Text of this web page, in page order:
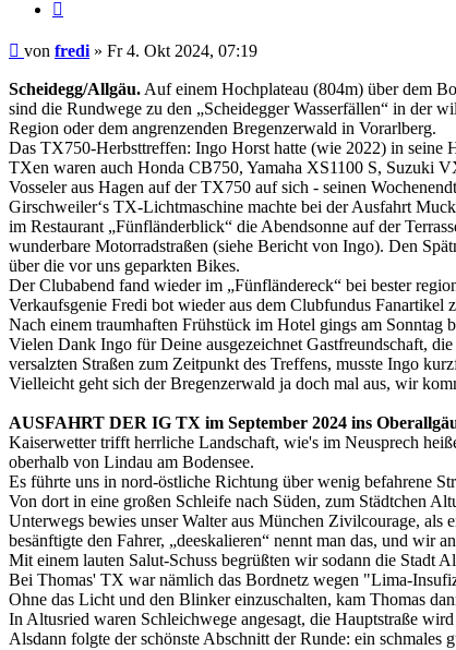
Beitrag
von fredi » Fr 4. Okt 2024, 07:19
Scheidegg/Allgäu. Auf einem Hochplateau (804m) über dem
sind die Rundwege zu den „Scheidegger Wasserfällen“ in der
Region oder dem angrenzenden Bregenzerwald in Vorarlberg.
Das TX750-Herbsttreffen: Ingo Horst hatte (wie 2022) in seine
TXen waren auch Honda CB750, Yamaha XS1100 S, Suzuki
Vosseler aus Hagen auf der TX750 auf sich - seinen
Girschweiler‘s TX-Lichtmaschine machte bei der Ausfahrt
im Restaurant „Fünfländerblick“ die Abendsonne auf der
wunderbare Motorradstraßen (siehe Bericht von Ingo). Den
über die vor uns geparkten Bikes.
Der Clubabend fand wieder im „Fünfländereck“ bei bester
Verkaufsgenie Fredi bot wieder aus dem Clubfundus
Nach einem traumhaften Frühstück im Hotel gings am Sonntag
Vielen Dank Ingo für Deine ausgezeichnet Gastfreundschaft,
versalzten Straßen zum Zeitpunkt des Treffens, musste Ingo
Vielleicht geht sich der Bregenzerwald ja doch mal aus, wir
AUSFAHRT DER IG TX im September 2024 ins
Kaiserwetter trifft herrliche Landschaft, wie's im Neusprech
oberhalb von Lindau am Bodensee.
Es führte uns in nord-östliche Richtung über wenig befahrene
Von dort in eine großen Schleife nach Süden, zum Städtchen
Unterwegs bewies unser Walter aus München Zivilcourage, als
besänftigte den Fahrer, „deeskalieren“ nennt man das, und wir
Mit einem lauten Salut-Schuss begrüßten wir sodann die Stadt
Bei Thomas' TX war nämlich das Bordnetz wegen "Lima-
Ohne das Licht und den Blinker einzuschalten, kam Thomas
In Altusried waren Schleichwege angesagt, die Hauptstraße
Alsdann folgte der schönste Abschnitt der Runde: ein